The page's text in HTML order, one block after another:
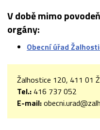
V době mimo
orgány:
Obecní úřad
Žalhostice 120, 411 01
Tel.: 416 737 052
E-mail: